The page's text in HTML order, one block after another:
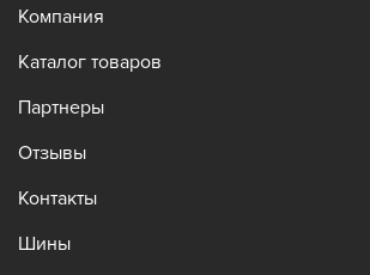
Компания
Каталог товаров
Партнеры
Отзывы
Контакты
Шины